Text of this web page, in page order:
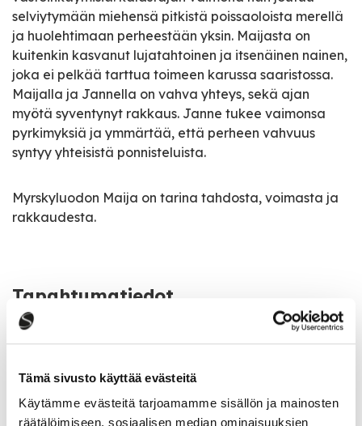
Tämä sivusto käyttää evästeitä
Käytämme evästeitä tarjoamamme sisällön ja mainosten
räätälöimiseen, sosiaalisen median ominaisuuksien
selviytymään miehensä pitkistä poissaoloista merellä
ja huolehtimaan perheestään yksin. Maijasta on
kuitenkin kasvanut lujatahtoinen ja itsenäinen nainen,
joka ei pelkää tarttua toimeen karussa saaristossa.
Maijalla ja Jannella on vahva yhteys, sekä ajan
myötä syventynyt rakkaus. Janne tukee vaimonsa
pyrkimyksiä ja ymmärtää, että perheen vahvuus
syntyy yhteisistä ponnisteluista.
Myrskyluodon Maija on tarina tahdosta, voimasta ja
rakkaudesta.
Tapahtumatiedot
Tapahtumapaikka